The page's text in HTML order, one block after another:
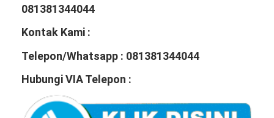
081381344044
Kontak Kami :
Telepon/Whatsapp : 081381344044
Hubungi VIA Telepon :